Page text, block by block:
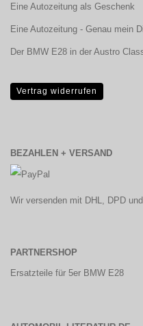
Eine Autozeitung als Geschenk
Eine Autozeitung - Genau mein
Der BMW E28 in der Austro
Vertrag widerrufen
BEZAHLEN + VERSAND
Wir versenden mit DHL, DPD und
PARTNERSHOP
Ersatzteile für 5er BMW E28